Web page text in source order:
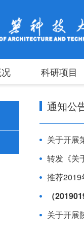
科研项目
通知公
关于开展
转发《关
推荐2019
（
关于开展